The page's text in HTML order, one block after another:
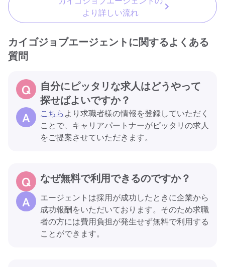
より詳しい流れ
カイゴジョブエージェントに関するよくある
質問
自分にピッタリな求人はどうやって
探せばよいですか？
こちらより求職者様の情報を登録していただく
ことで、キャリアパートナーがピッタリの求人
をご提案させていただきます。
なぜ無料で利用できるのですか？
エージェントは採用が成功したときに企業から
成功報酬をいただいております。そのため求職
者の方には費用負担が発生せず無料で利用する
ことができます。